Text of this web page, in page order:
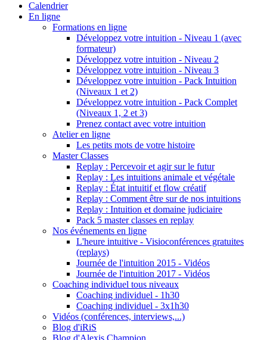
Calendrier
En ligne
Formations en ligne
Développez votre intuition - Niveau 1 (avec
formateur)
Développez votre intuition - Niveau 2
Développez votre intuition - Niveau 3
Développez votre intuition - Pack Intuition
(Niveaux 1 et 2)
Développez votre intuition - Pack Complet
(Niveaux 1, 2 et 3)
Prenez contact avec votre intuition
Atelier en ligne
Les petits mots de votre histoire
Master Classes
Replay : Percevoir et agir sur le futur
Replay : Les intuitions animale et végétale
Replay : État intuitif et flow créatif
Replay : Comment être sur de nos intuitions
Replay : Intuition et domaine judiciaire
Pack 5 master classes en replay
Nos événements en ligne
L'heure intuitive - Visioconférences gratuites
(replays)
Journée de l'intuition 2015 - Vidéos
Journée de l'intuition 2017 - Vidéos
Coaching individuel tous niveaux
Coaching individuel - 1h30
Coaching individuel - 3x1h30
Vidéos (conférences, interviews,...)
Blog d'iRiS
Blog d'Alexis Champion